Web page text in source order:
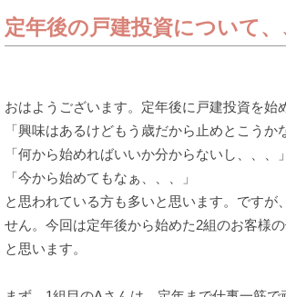
定年後の戸建投資について、
おはようございます。定年後に戸建投資を始
「興味はあるけどもう歳だから止めとこうか
「何から始めればいいか分からないし、、、」
「今から始めてもなぁ、、、」
と思われている方も多いと思います。ですが
せん。今回は定年後から始めた2組のお客様
と思います。